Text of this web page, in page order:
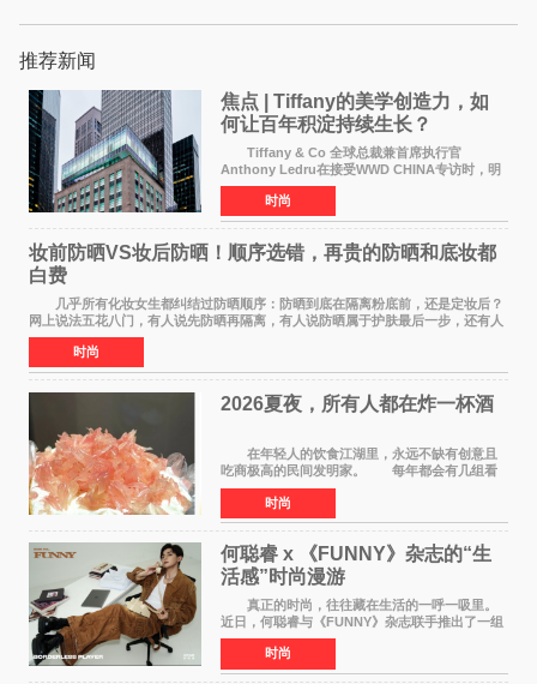
推荐新闻
焦点 | Tiffany的美学创造力，如
何让百年积淀持续生长？
Tiffany & Co 全球总裁兼首席执行官
Anthony Ledru在接受WWD CHINA专访时，明
确将艺术性称为当下奢侈品牌最高层级的差异化
优势。 by Elaine Chen — —WWD国际
时尚特讯 当奢侈
时尚
妆前防晒VS妆后防晒！顺序选错，再贵的防晒和底妆都
白费
几乎所有化妆女生都纠结过防晒顺序：防晒到底在隔离粉底前，还是定妆后？
网上说法五花八门，有人说先防晒再隔离，有人说防晒属于护肤最后一步，还有人
带妆补涂直接乱叠加。其实防晒没有固定死
时尚
2026夏夜，所有人都在炸一杯酒
在年轻人的饮食江湖里，永远不缺有创意且
吃商极高的民间发明家。 每年都会有几组看
似离谱、尝试后火遍全网的新奇搭配在互联网上
名垂千史。 前些年有人解锁了纯牛奶煮爆辣
火鸡面的隐藏吃
时尚
何聪睿 x 《FUNNY》杂志的“生
活感”时尚漫游
真正的时尚，往往藏在生活的一呼一吸里。
近日，何聪睿与《FUNNY》杂志联手推出了一组
质感大片，不刻意摆弄姿势，而是将镜头对准了
那些看似寻常却充满戏剧张力的生活瞬间，让高
级感在松弛的氛围
时尚